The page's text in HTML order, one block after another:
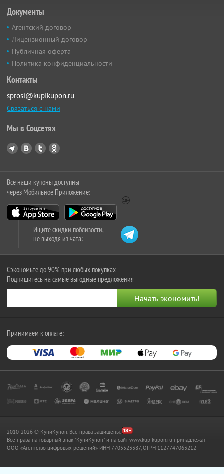
Документы
Агентский договор
Лицензионный договор
Публичная оферта
Политика конфиденциальности
Контакты
sprosi@kupikupon.ru
Связаться с нами
Мы в Соцсетях
Все наши купоны доступны
через Мобильное Приложение:
Ищите скидки поблизости,
не выходя из чата:
Сэкономьте до 90% при любых покупках
Подпишитесь на самые выгодные предложения
Принимаем к оплате:
2010-2026 © КупиКупон. Все права защищены.
Все права на товарный знак "КупиКупон" и на сайт www.kupikupon.ru принадлежат
OOO «Агентство цифровых решений» ИНН 7705523387, ОГРН 1127747063212